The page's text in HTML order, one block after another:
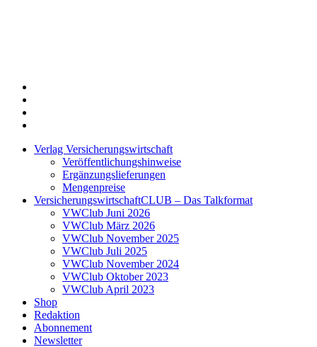
Verlag Versicherungswirtschaft
Veröffentlichungshinweise
Ergänzungslieferungen
Mengenpreise
VersicherungswirtschaftCLUB – Das Talkformat
VWClub Juni 2026
VWClub März 2026
VWClub November 2025
VWClub Juli 2025
VWClub November 2024
VWClub Oktober 2023
VWClub April 2023
Shop
Redaktion
Abonnement
Newsletter